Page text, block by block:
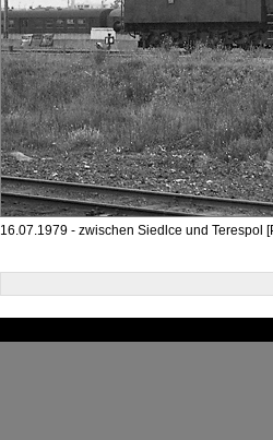
16.07.1979 - zwischen Siedlce und Terespol